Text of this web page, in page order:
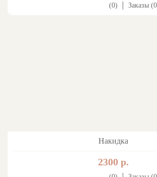
(0) Заказы
Накидка
2300 р.